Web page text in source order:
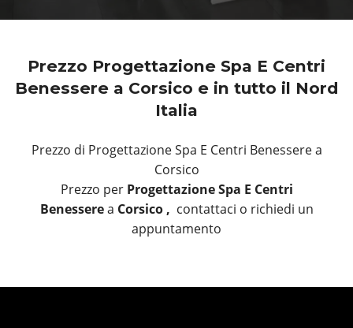
Prezzo Progettazione Spa E Centri
Benessere a Corsico e in tutto il Nord
Italia
Prezzo di Progettazione Spa E Centri Benessere a
Corsico
Prezzo perProgettazione Spa E Centri
Benesserea Corsico , contattaci o richiedi un
appuntamento